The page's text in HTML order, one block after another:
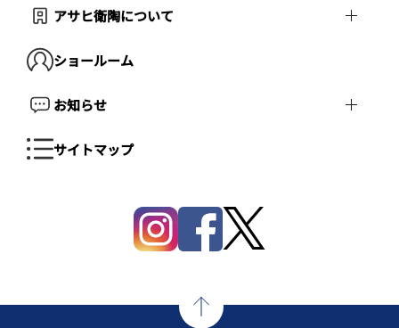
アサヒ衛陶について
ショールーム
お知らせ
サイトマップ